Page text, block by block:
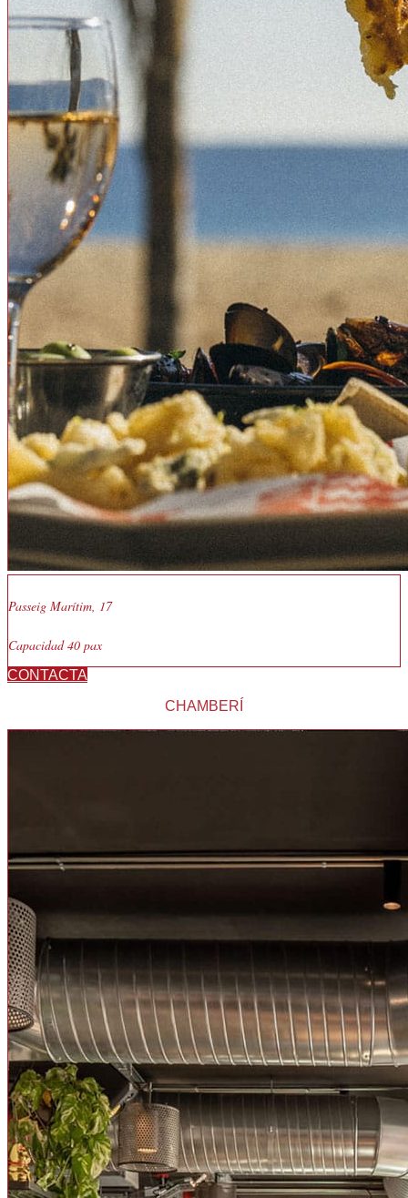
Passeig Marítim, 17
Capacidad 40 pax
CONTACTA
CHAMBERÍ